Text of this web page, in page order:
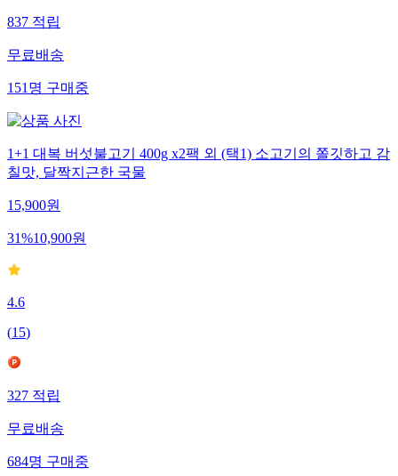
837적립
무료배송
151명구매중
1+1 대복 버섯불고기 400g x2팩 외 (택1) 소고기의 쫄깃하고 감
칠맛, 달짝지근한 국물
15,900원
31%10,900원
4.6
(15)
327적립
무료배송
684명구매중